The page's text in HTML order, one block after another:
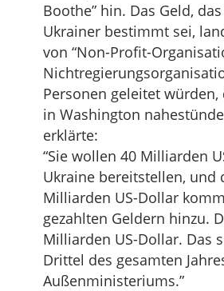
Boothe” hin. Das Geld,
Ukrainer bestimmt sei,
von “Non-Profit-
Personen geleitet
in Washington
erklärte:
“Sie wollen 40 Milliarden
Ukraine bereitstellen, und
Milliarden US-Dollar
gezahlten Geldern hinzu.
Milliarden US-Dollar. Das
Drittel des gesamten
Außenministeriums.”